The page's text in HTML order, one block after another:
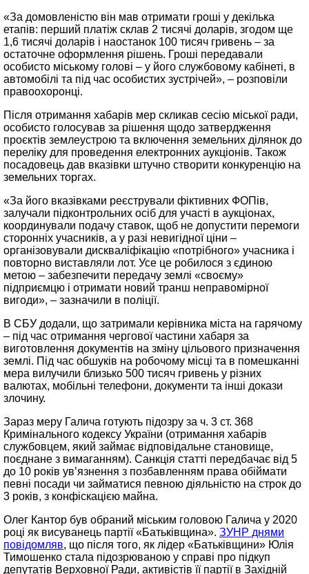
«За домовленістю він мав отримати гроші у декілька
етапів: перший платіж склав 2 тисячі доларів, згодом ще
1,6 тисячі доларів і наостанок 100 тисяч гривень – за
остаточне оформлення рішень. Гроші передавали
особисто міському голові – у його службовому кабінеті, в
автомобілі та під час особистих зустрічей», – розповіли
правоохоронці.
Після отримання хабарів мер скликав сесію міської ради,
особисто голосував за рішення щодо затвердження
проєктів землеустрою та включення земельних ділянок до
переліку для проведення електронних аукціонів. Також
посадовець дав вказівки штучно створити конкуренцію на
земельних торгах.
«За його вказівками реєстрували фіктивних ФОПів,
залучали підконтрольних осіб для участі в аукціонах,
координували подачу ставок, щоб не допустити перемоги
сторонніх учасників, а у разі невигідної ціни –
організовували дискваліфікацію «потрібного» учасника і
повторно виставляли лот. Усе це робилося з єдиною
метою – забезпечити передачу землі «своєму»
підприємцю і отримати новий транш неправомірної
вигоди», – зазначили в поліції.
В СБУ додали, що затримали керівника міста на гарячому
– під час отримання чергової частини хабаря за
виготовлення документів на зміну цільового призначення
землі. Під час обшуків на робочому місці та в помешканні
мера вилучили близько 500 тисяч гривень у різних
валютах, мобільні телефони, документи та інші докази
злочину.
Зараз меру Галича готують підозру за ч. 3 ст. 368
Кримінального кодексу України (отримання хабарів
службовцем, який займає відповідальне становище,
поєднане з вимаганням). Санкція статті передбачає від 5
до 10 років ув’язнення з позбавленням права обіймати
певні посади чи займатися певною діяльністю на строк до
3 років, з конфіскацією майна.
Олег Кантор був обраний міським головою Галича у 2020
році як висуванець партії «Батьківщина». ЗУНР днями
повідомляв, що після того, як лідер «Батьківщини» Юлія
Тимошенко стала підозрюваною у справі про підкуп
депутатів Верховної Ради, активістів її партії в Західній